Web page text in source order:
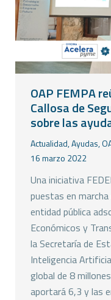
OAP FEMPA
Callosa de
sobre las
Actualidad,Ayudas,
16 marzo 2022
Una iniciativa
puestas en
entidad pública
Económicos y
la Secretaría de
Inteligencia
global de 8
aportará 6,3 y las